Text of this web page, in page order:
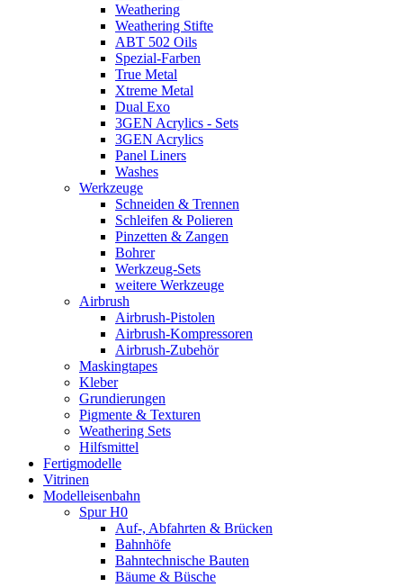
Weathering
Weathering Stifte
ABT 502 Oils
Spezial-Farben
True Metal
Xtreme Metal
Dual Exo
3GEN Acrylics - Sets
3GEN Acrylics
Panel Liners
Washes
Werkzeuge
Schneiden & Trennen
Schleifen & Polieren
Pinzetten & Zangen
Bohrer
Werkzeug-Sets
weitere Werkzeuge
Airbrush
Airbrush-Pistolen
Airbrush-Kompressoren
Airbrush-Zubehör
Maskingtapes
Kleber
Grundierungen
Pigmente & Texturen
Weathering Sets
Hilfsmittel
Fertigmodelle
Vitrinen
Modelleisenbahn
Spur H0
Auf-, Abfahrten & Brücken
Bahnhöfe
Bahntechnische Bauten
Bäume & Büsche